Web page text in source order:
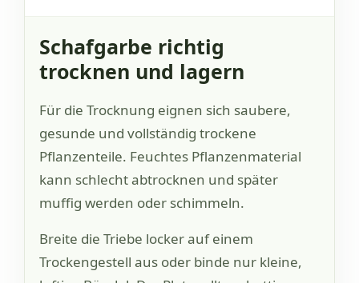
Schafgarbe richtig
trocknen und lagern
Für die Trocknung eignen sich saubere,
gesunde und vollständig trockene
Pflanzenteile. Feuchtes Pflanzenmaterial
kann schlecht abtrocknen und später
muffig werden oder schimmeln.
Breite die Triebe locker auf einem
Trockengestell aus oder binde nur kleine,